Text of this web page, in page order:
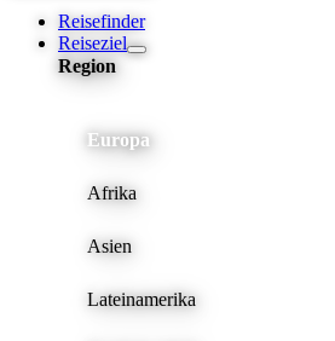
Reisefinder
Reiseziel
Region
Europa
Afrika
Asien
Lateinamerika